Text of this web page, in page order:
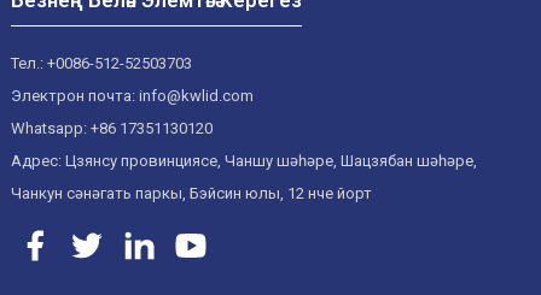
Тел.: +0086-512-52503703
Электрон почта: info@kwlid.com
Whatsapp: +86 17351130120
Адрес: Цзянсу провинциясе, Чаншу шәһәре, Шацзябан шәһәре,
Чанкун сәнәгать паркы, Бэйсин юлы, 12 нче йорт